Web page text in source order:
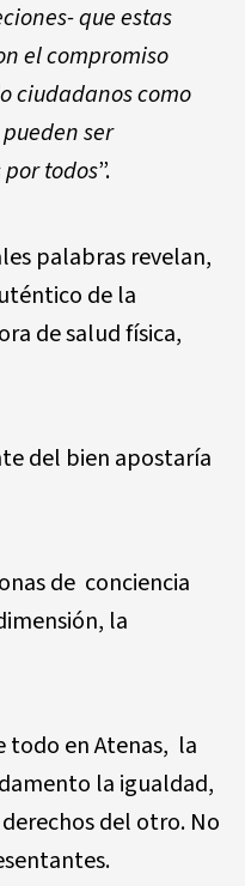
que estas
el compromiso
ciudadanos como
ser
todos”.
palabras revelan,
de la
de salud física,
del bien apostaría
de conciencia
la
todo en Atenas, la
la igualdad,
del otro. No